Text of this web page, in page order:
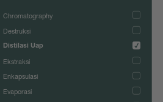
Chromatography
Destruksi
Distilasi Uap
Ekstraksi
Enkapsulasi
Evaporasi